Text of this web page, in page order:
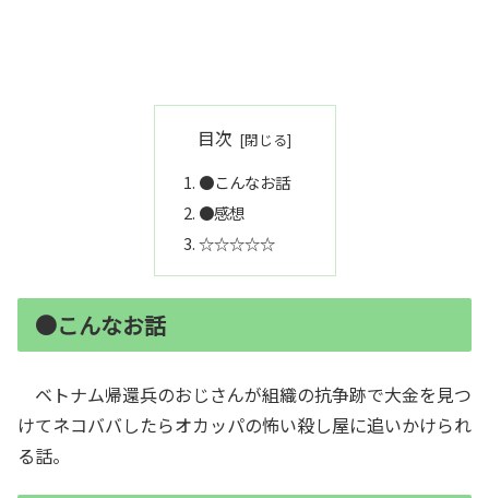
目次
●こんなお話
●感想
☆☆☆☆☆
●こんなお話
ベトナム帰還兵のおじさんが組織の抗争跡で大金を見つ
けてネコババしたらオカッパの怖い殺し屋に追いかけられ
る話。